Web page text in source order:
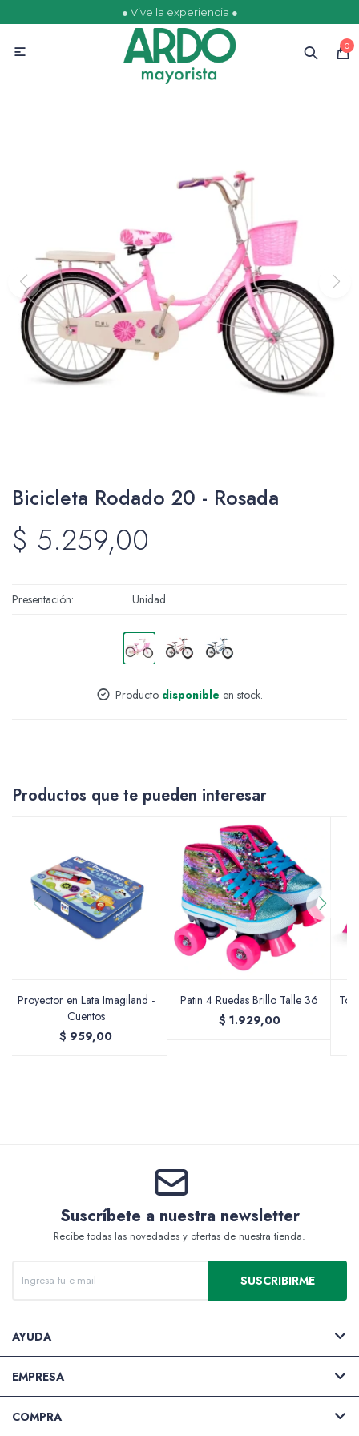
● Vive la experiencia ●
0

Bicicleta Rodado 20 - Rosada
$ 5.259,00
Presentación Unidad
Producto disponible en stock.
Productos que te pueden interesar
Proyector en Lata Imagiland -
Cuentos
$ 959,00
Patin 4 Ruedas Brillo Talle 36
$ 1.929,00
Suscríbete a nuestra newsletter
Recibe todas las novedades y ofertas de nuestra tienda.
SUSCRIBIRME
AYUDA
EMPRESA
COMPRA
Ofertas Escolares
Papelería
Juguetería
Maquillaje
Perfumería
Pinturas
Accesorios de arte